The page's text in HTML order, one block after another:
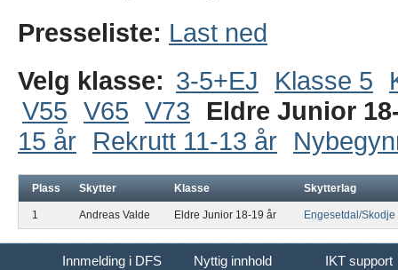
Presseliste: Last ned
Velg klasse: 3-5+EJ Klasse 5
V55 V65 V73
Eldre Junior
15 år
Rekrutt 11-13 år
Plass Skytter Klasse Skytterlag
1 Andreas Valde Eldre Junior 18-19 år Engesetdal/Skodje
Innmelding i DFS
Nyttig innhold IKT support